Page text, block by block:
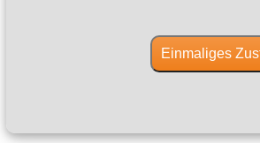
Einmaliges